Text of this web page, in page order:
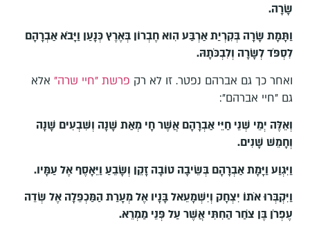
שָׂרָה.
וַתָּמָת שָׂרָה בְּקִרְיַת אַרְבַּע הִוא חֶבְרוֹן בְּאֶרֶץ כְּנָעַן וַיָּבֹא אַבְרָהָם
לִסְפֹּד לְשָׂרָה וְלִבְכֹּתָהּ.
ואחר כך גם אברהם נפטר. זו לא רק פרשת "חיי שרה" אלא
גם "חיי אברהם":
וְאֵלֶּה יְמֵי שְׁנֵי חַיֵּי אַבְרָהָם אֲשֶׁר חָי מְאַת שָׁנָה וְשִׁבְעִים שָׁנָה
וְחָמֵשׁ שָׁנִים.
וַיִּגְוַע וַיָּמָת אַבְרָהָם בְּשֵׂיבָה טוֹבָה זָקֵן וְשָׂבֵעַ וַיֵּאָסֶף אֶל עַמָּיו.
וַיִּקְבְּרוּ אֹתוֹ יִצְחָק וְיִשְׁמָעֵאל בָּנָיו אֶל מְעָרַת הַמַּכְפֵּלָה אֶל שְׂדֵה
עֶפְרֹן בֶּן צֹחַר הַחִתִּי אֲשֶׁר עַל פְּנֵי מַמְרֵא.